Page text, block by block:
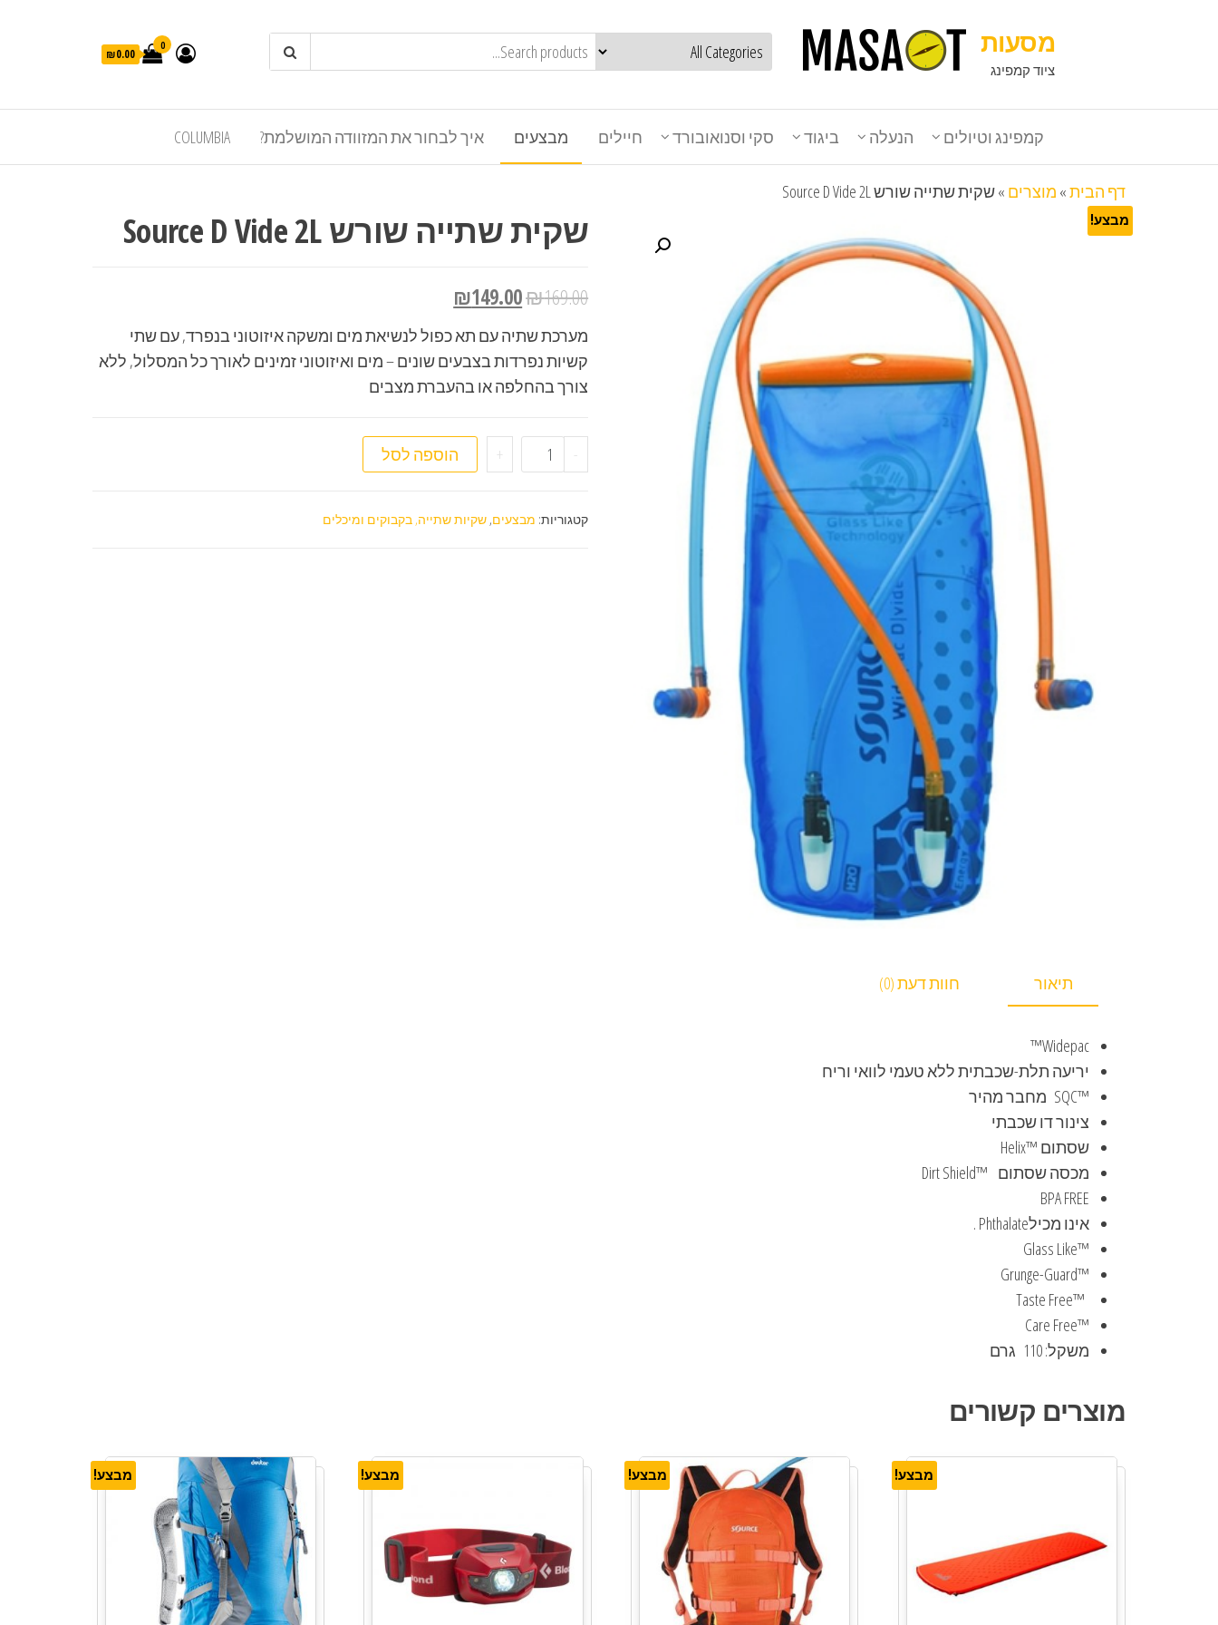
מסעות
ציוד קמפינג
0
₪0.00
קמפינג וטיולים הנעלה ביגוד סקי וסנואובורד חיילים מבצעים איך לבחור את המזוודה המושלמת? COLUMBIA
דף הבית» מוצרים »שקית שתייה שורש Source D Vide 2L
מבצע! שקית שתייה שורש Source D Vide 2L
₪169.00
₪149.00
מערכת שתיה עם תא כפול לנשיאת מים ומשקה איזוטוני בנפרד, עם שתי
קשיות נפרדות בצבעים שונים – מים ואיזוטוני זמינים לאורך כל המסלול, ללא
צורך בהחלפה או בהעברת מצבים
- כמות של שקית שתייה שורש Source D Vide 2L
+ הוספה לסל
קטגוריות: מבצעים, שקיות שתייה, בקבוקים ומיכלים
תיאור חוות דעת (0)
Widepac™
יריעה תלת-שכבתית ללא טעמי לוואי וריח
SQC™‎ מחבר מהיר
צינור דו שכבתי
שסתום Helix™‎
מכסה שסתום Dirt Shield™ ‎
BPA FREE
אינו מכילPhthalate .
™Glass Like
™Grunge-Guard
™Care Free
משקל: 110 גרם
מוצרים קשורים
מבצע! מבצע! מבצע! מבצע!